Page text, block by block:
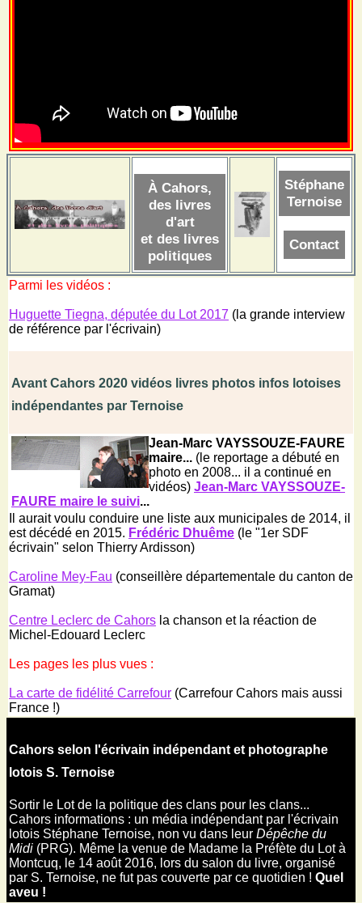
À Cahors,
des livres
d'art
et des livres
politiques
Stéphane
Ternoise
Contact
Parmi les vidéos :
Huguette Tiegna, députée du Lot 2017 (la grande interview
de référence par l'écrivain)
Avant Cahors 2020 vidéos livres photos infos lotoises
indépendantes par Ternoise
Jean-Marc VAYSSOUZE-FAURE
maire... (le reportage a débuté en
photo en 2008... il a continué en
vidéos) Jean-Marc VAYSSOUZE-
FAURE maire le suivi...
Il aurait voulu conduire une liste aux municipales de 2014, il
est décédé en 2015. Frédéric Dhuême (le "1er SDF
écrivain" selon Thierry Ardisson)
Caroline Mey-Fau (conseillère départementale du canton de
Gramat)
Centre Leclerc de Cahors la chanson et la réaction de
Michel-Edouard Leclerc
Les pages les plus vues :
La carte de fidélité Carrefour (Carrefour Cahors mais aussi
France !)
Cahors selon l'écrivain indépendant et photographe
lotois S. Ternoise
Sortir le Lot de la politique des clans pour les clans...
Cahors informations : un média indépendant par l'écrivain
lotois Stéphane Ternoise, non vu dans leur Dépêche du
Midi (PRG). Même la venue de Madame la Préfète du Lot à
Montcuq, le 14 août 2016, lors du salon du livre, organisé
par S. Ternoise, ne fut pas couverte par ce quotidien ! Quel
aveu !